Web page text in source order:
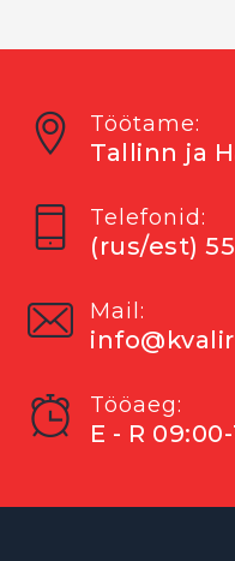
Töötame:
Tallinn ja
Telefonid:
(rus/est)
Mail:
Tööaeg:
E - R